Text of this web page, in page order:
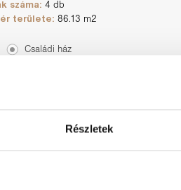
Részletek
száma:4 db
területe:86.13 m2
Családi ház
nappali + 3 szobás 101,65 m2-es családi